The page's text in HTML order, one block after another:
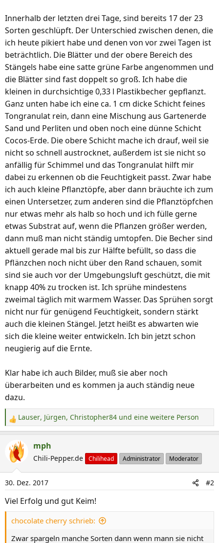
Innerhalb der letzten drei Tage, sind bereits 17 der 23
Sorten geschlüpft. Der Unterschied zwischen denen, die
ich heute pikiert habe und denen von vor zwei Tagen ist
beträchtlich. Die Blätter und der obere Bereich des
Stängels habe eine satte grüne Farbe angenommen und
die Blätter sind fast doppelt so groß. Ich habe die
kleinen in durchsichtige 0,33 l Plastikbecher gepflanzt.
Ganz unten habe ich eine ca. 1 cm dicke Schicht feines
Tongranulat rein, dann eine Mischung aus Gartenerde
Sand und Perliten und oben noch eine dünne Schicht
Cocos-Erde. Die obere Schicht mache ich drauf, weil sie
nicht so schnell austrocknet, außerdem ist sie nicht so
anfällig für Schimmel und das Tongranulat hilft mir
dabei zu erkennen ob die Feuchtigkeit passt. Zwar habe
ich auch kleine Pflanztöpfe, aber dann bräuchte ich zum
einen Untersetzer, zum anderen sind die Pflanztöpfchen
nur etwas mehr als halb so hoch und ich fülle gerne
etwas Substrat auf, wenn die Pflanzen größer werden,
dann muß man nicht ständig umtopfen. Die Becher sind
aktuell gerade mal bis zur Hälfte befüllt, so dass die
Pflänzchen noch nicht über den Rand schauen, somit
sind sie auch vor der Umgebungsluft geschützt, die mit
knapp 40% zu trocken ist. Ich sprühe mindestens
zweimal täglich mit warmem Wasser. Das Sprühen sorgt
nicht nur für genügend Feuchtigkeit, sondern stärkt
auch die kleinen Stängel. Jetzt heißt es abwarten wie
sich die kleine weiter entwickeln. Ich bin jetzt schon
neugierig auf die Ernte.
Klar habe ich auch Bilder, muß sie aber noch
überarbeiten und es kommen ja auch ständig neue
dazu.
R
e
a
k
i
o
n
n
Lauser, Jürgen, Christopher84 und eine weitere Person
mph
Chili-Pepper.de Chilihead Administrator Moderator
30. Dez. 2017 #2
Viel Erfolg und gut Keim!
chocolate cherry schrieb:
Zwar spargeln manche Sorten dann wenn mann sie nicht